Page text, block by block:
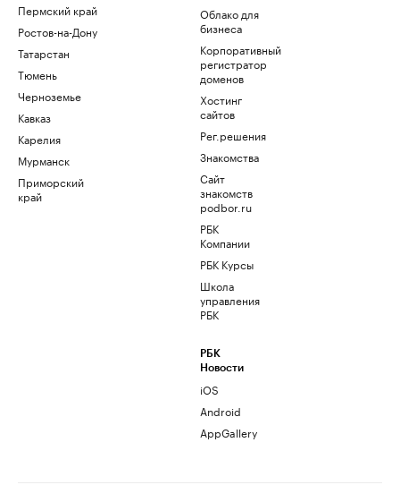
Пермский край
Ростов-на-Дону
Татарстан
Тюмень
Черноземье
Кавказ
Карелия
Мурманск
Приморский
край
Облако для
бизнеса
Корпоративный
регистратор
доменов
Хостинг
сайтов
Рег.решения
Знакомства
Сайт
знакомств
podbor.ru
РБК
Компании
РБК Курсы
Школа
управления
РБК
РБК
Новости
iOS
Android
AppGallery